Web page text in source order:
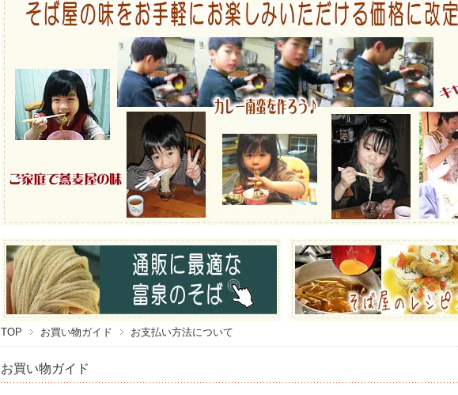
TOP お買い物ガイド お支払い方法について
お買い物ガイド